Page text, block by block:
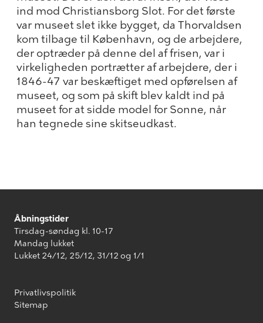
ind mod Christiansborg Slot. For det første
var museet slet ikke bygget, da Thorvaldsen
kom tilbage til København, og de arbejdere,
der optræder på denne del af frisen, var i
virkeligheden portrætter af arbejdere, der i
1846-47 var beskæftiget med opførelsen af
museet, og som på skift blev kaldt ind på
museet for at sidde model for Sonne, når
han tegnede sine skitseudkast.
Åbningstider
Tirsdag-søndag kl. 10-17
Mandag lukket
Lukket 24/12, 25/12, 31/12 og 1/1
Privatlivspolitik
Sitemap